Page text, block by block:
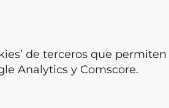
de terceros que
Analytics y Comscore.